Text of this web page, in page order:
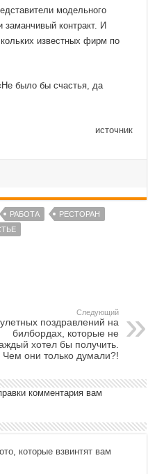
модельного
заманчивый контракт. И
известных фирм по
было бы счастья, да
источник
РАБОТА
РЕСТОРАН
Следующий
поздравлений на
билбордах, которые не
хотел бы получить.
Чем они только думали?!
комментария вам
которые взвинтят вам